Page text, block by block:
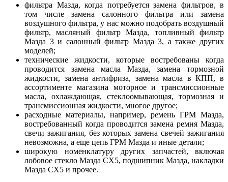
фильтра Мазда, когда потребуется замена фильтров, в
том числе замена салонного фильтра или замена
воздушного фильтра, у нас можно подобрать воздушный
фильтр, масляный фильтр Мазда, топливный фильтр
Мазда 3 и салонный фильтр Мазда 3, а также других
моделей;
технические жидкости, которые востребованы когда
проводится замена масла Мазда, замена тормозной
жидкости, замена антифриза, замена масла в КПП, в
ассортименте магазина моторное и трансмиссионные
масла, охлаждающая, стеклоомывающая, тормозная и
трансмиссионная жидкости, многое другое;
расходные материалы, например, ремень ГРМ Мазда,
востребованный когда проводится замена ремня Мазда,
свечи зажигания, без которых замена свечей зажигания
невозможна, а еще цепь ГРМ Мазда и иные детали;
широкую номенклатуру других запчастей, включая
лобовое стекло Мазда СХ5, подшипник Мазда, накладки
Мазда СХ5 и прочее.